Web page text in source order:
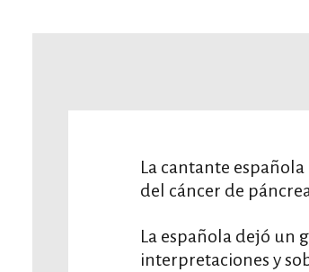
La cantante
del cáncer de
La española dejó un
interpretaciones y